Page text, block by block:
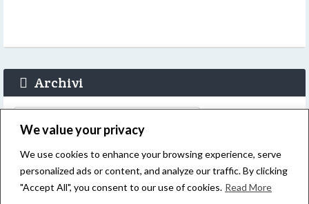
We value your privacy
We use cookies to enhance your browsing experience, serve
personalized ads or content, and analyze our traffic. By clicking
"Accept All", you consent to our use of cookies. Read More
Archivi
Login